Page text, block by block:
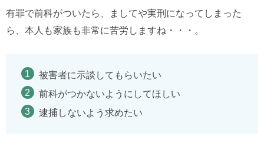
有罪で前科がついたら、ましてや実刑になってしまった
ら、本人も家族も非常に苦労しますね・・・。
被害者に示談してもらいたい
前科がつかないようにしてほしい
逮捕しないよう求めたい